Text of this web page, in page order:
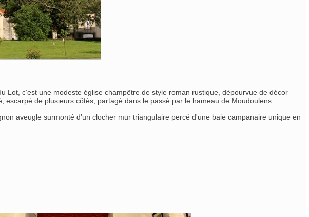
c‘est une modeste église champêtre de style roman rustique, dépourvue de décor
de plusieurs côtés, partagé dans le passé par le hameau de Moudoulens.
aveugle surmonté d’un clocher mur triangulaire percé d'une baie campanaire unique en